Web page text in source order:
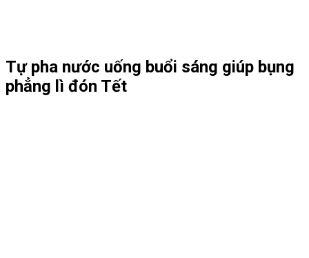
Tự pha nước uống buổi sáng giúp bụng
phẳng lì đón Tết